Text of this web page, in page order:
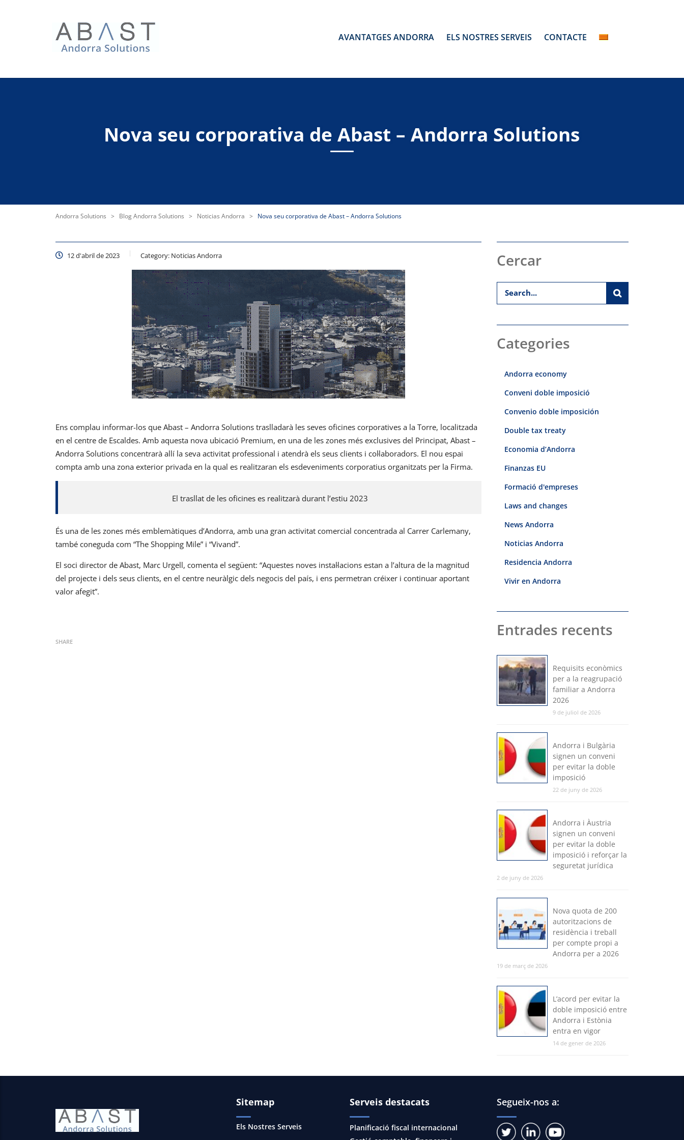
AVANTATGES ANDORRA ELS NOSTRES SERVEIS CONTACTE
Andorra Solutions > Blog Andorra Solutions > Noticias Andorra > Nova seu corporativa de Abast – Andorra Solutions
Nova seu corporativa de Abast – Andorra Solutions
12 d'abril de 2023 Category: Noticias Andorra
Ens complau informar-los que Abast – Andorra Solutions traslladarà les seves oficines corporatives a la Torre, localitzada
en el centre de Escaldes. Amb aquesta nova ubicació Premium, en una de les zones més exclusives del Principat, Abast –
Andorra Solutions concentrarà allí la seva activitat professional i atendrà els seus clients i col·laboradors. El nou espai
compta amb una zona exterior privada en la qual es realitzaran els esdeveniments corporatius organitzats per la Firma.
El trasllat de les oficines es realitzarà durant l’estiu 2023
És una de les zones més emblemàtiques d’Andorra, amb una gran activitat comercial concentrada al Carrer Carlemany,
també coneguda com “The Shopping Mile” i “Vivand”.
El soci director de Abast, Marc Urgell, comenta el següent: “Aquestes noves instal·lacions estan a l’altura de la magnitud
del projecte i dels seus clients, en el centre neuràlgic dels negocis del país, i ens permetran créixer i continuar aportant
valor afegit”.
SHARE
Cercar
Categories
Andorra economy
Conveni doble imposició
Convenio doble imposición
Double tax treaty
Economia d’Andorra
Finanzas EU
Formació d'empreses
Laws and changes
News Andorra
Noticias Andorra
Residencia Andorra
Vivir en Andorra
Entrades recents
Requisits econòmics
per a la reagrupació
familiar a Andorra
2026
9 de juliol de 2026
Andorra i Bulgària
signen un conveni
per evitar la doble
imposició
22 de juny de 2026
Andorra i Àustria
signen un conveni
per evitar la doble
imposició i reforçar la
seguretat jurídica
2 de juny de 2026
Nova quota de 200
autoritzacions de
residència i treball
per compte propi a
Andorra per a 2026
19 de març de 2026
L’acord per evitar la
doble imposició entre
Andorra i Estònia
entra en vigor
14 de gener de 2026
Sitemap
Els Nostres Serveis
Serveis destacats
Planificació fiscal internacional
Segueix-nos a: